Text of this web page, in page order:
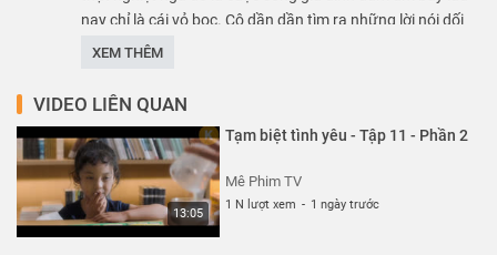
nay chỉ là cái vỏ bọc. Cô dần dần tìm ra những lời nói dối
trá quanh mình và nhận ra ai sẽ tốt với mình
XEM THÊM
VIDEO LIÊN QUAN
13:05
Tạm biệt tình yêu - Tập 11 - Phần 2
Mê Phim TV
1 N lượt xem - 1 ngày trước